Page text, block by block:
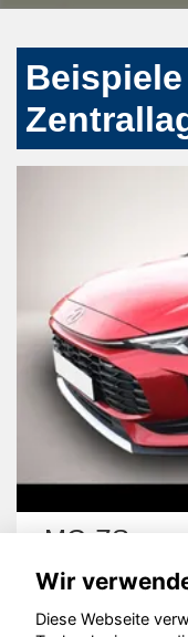
Wir
Diese Webseite